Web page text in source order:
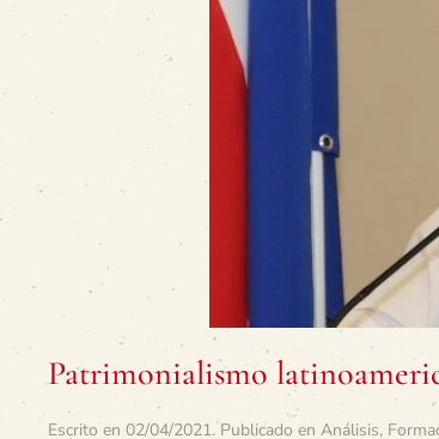
Patrimonialismo
Escrito en 02/04/2021. Publicado en Análisis,